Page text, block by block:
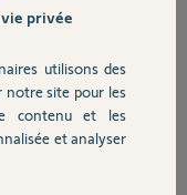
une nouvelle fois
avec la télécommande
tous mes volets sont
fermeture à l'aide
Tahoma Switch.
privée
utilisons des
notre site pour les
contenu et les
et analyser